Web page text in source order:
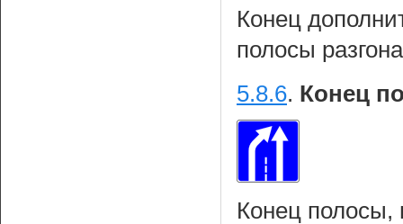
Конец
полосы разгона
5.8.6. Конец
Конец полосы,